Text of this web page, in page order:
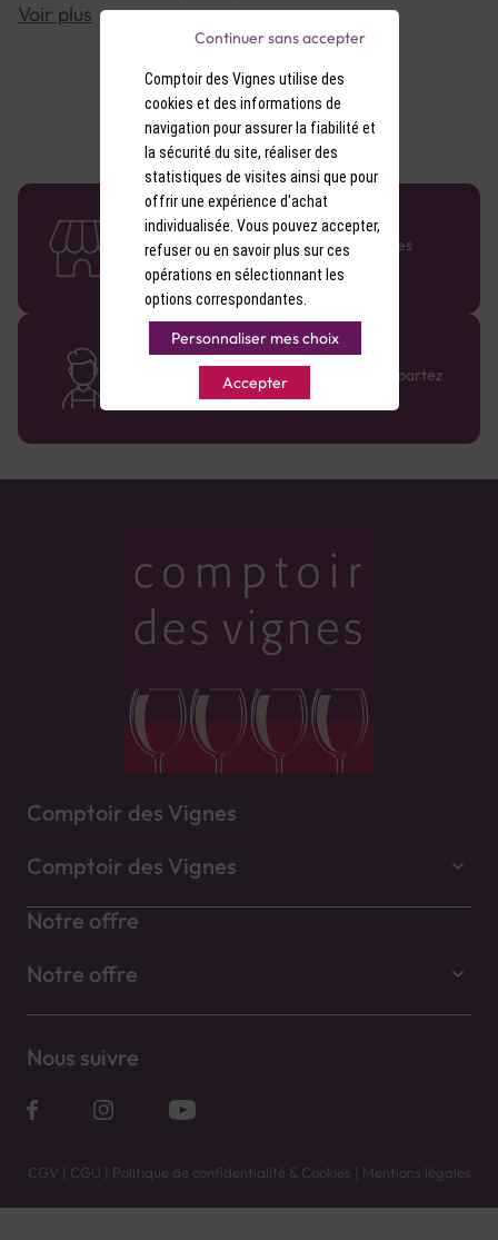
vieilli dans des fûts de chêne blanc américain. Son
profil aromatique est fruité, boisé et fumé. La
colonne Barbet de la distillerie Diplomatico a été
installé en 1959. Cette méthode de distillation
continue a été conçue à la fin du 19ème siècle par le
français Emile Barbet.
Voir plus
58 caves en France
Retrouvez le réseau Comptoir des Vignes
partout en France !
Des cavistes à votre écoute
Bénéficiez de conseils sur-mesure et repartez
avec le sourire :)
Comptoir des Vignes
Comptoir des Vignes
Notre offre
Notre offre
Nous suivre
CGV | CGU | Politique de confidentialité & Cookies | Mentions légales
Comptoir des Vignes utilise des
cookies et des informations de
navigation pour assurer la fiabilité et
la sécurité du site, réaliser des
statistiques de visites ainsi que pour
offrir une expérience d'achat
individualisée. Vous pouvez accepter,
refuser ou en savoir plus sur ces
opérations en sélectionnant les
options correspondantes.
Personnaliser mes choix
Accepter
Continuer sans accepter